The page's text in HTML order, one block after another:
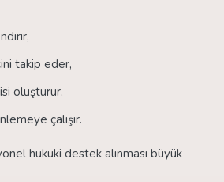
takip eder,
oluşturur,
çalışır.
hukuki destek alınması büyük